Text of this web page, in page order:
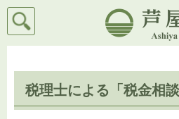
芦屋市
検索
税理士による「税金相